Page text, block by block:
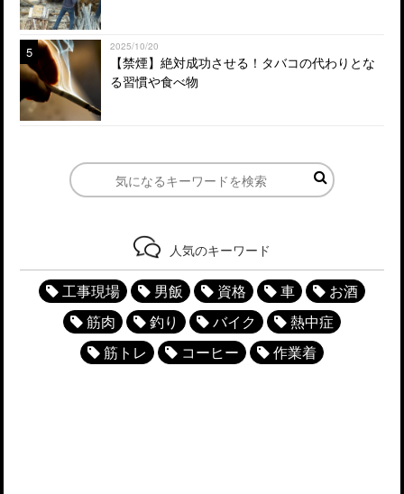
5 2025/10/20
【禁煙】絶対成功させる！タバコの代わりとな
る習慣や食べ物
人気のキーワード
工事現場 男飯 資格 車
お酒
筋肉
釣り バイク
熱中症
筋トレ
コーヒー 作業着